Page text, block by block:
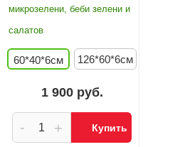
микрозелени, беби зелени и
салатов
60*40*6см 126*60*6см
1 900 руб.
+
- Купить